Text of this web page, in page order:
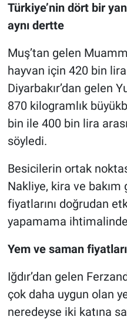
Türkiye’nin dört bir
aynı dertte
Muş’tan gelen
hayvan için 420 bin
Diyarbakır’dan gelen
870 kilogramlık
bin ile 400 bin lira
söyledi.
Besicilerin ortak
Nakliye, kira ve bakım
fiyatlarını doğrudan
yapamama
Yem ve saman
Iğdır’dan gelen
çok daha uygun olan
neredeyse iki katına